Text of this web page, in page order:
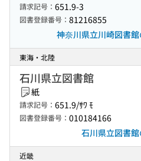
請求記号： 651.9-3
図書登録番号： 81216855
神奈川県立川崎図書
東海・北陸
石川県立図書館
紙
請求記号： 651.9/ｻﾜ ﾓ
図書登録番号： 010184166
石川県立図書
近畿